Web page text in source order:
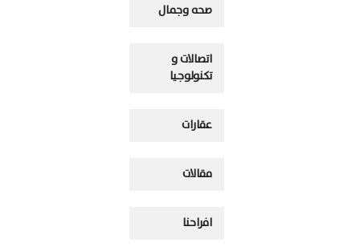
صحه وجمال
اتصالات و
تكنولوجيا
عقارات
مقالات
افراحنا